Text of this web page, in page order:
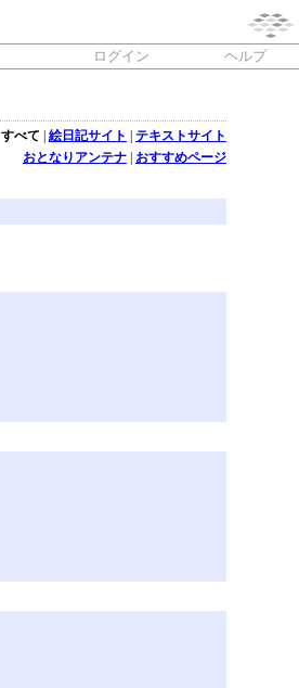
ログイン ヘルプ
すべて 絵日記サイト
テキストサイト
おとなりアンテナ| おすすめページ